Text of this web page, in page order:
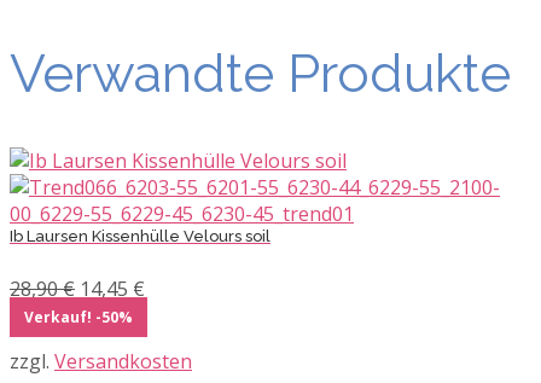
Verwandte Produkte
Ib Laursen Kissenhülle Velours soil
28,90€ Ursprünglicher
Preis
war:
28,90 €
14,45 €
ist:
14,45 €.
Verkauf! -50%
zzgl. Versandkosten